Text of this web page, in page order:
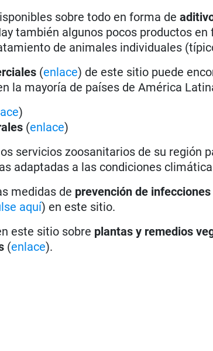
sobre todo en forma de
también algunos pocos productos
de animales individuales
(enlace) de este sitio puede
la mayoría de países de América
)
(enlace)
servicios zoosanitarios de su región
adaptadas a las condiciones
medidas de prevención de infecciones
aquí) en este sitio.
este sitio sobre plantas y remedios
(enlace).